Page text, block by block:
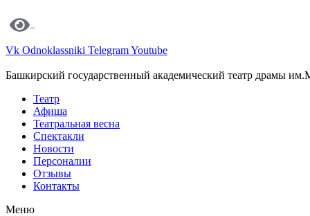
Vk Odnoklassniki TelegramYoutube
Башкирский государственный академический театр драмы
Театр
Афиша
Театральная весна
Спектакли
Новости
Персоналии
Отзывы
Контакты
Меню